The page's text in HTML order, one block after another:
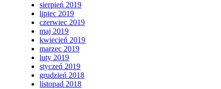
sierpień 2019
lipiec 2019
czerwiec 2019
maj 2019
kwiecień 2019
marzec 2019
luty 2019
styczeń 2019
grudzień 2018
listopad 2018